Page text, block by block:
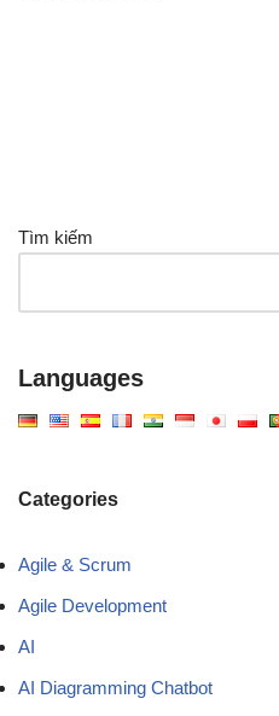
Tìm kiếm
Languages
Categories
Agile & Scrum
Agile Development
AI
AI Diagramming Chatbot